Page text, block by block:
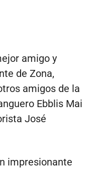
amigo y
de Zona,
amigos de la
Ebblis Mai
José
impresionante